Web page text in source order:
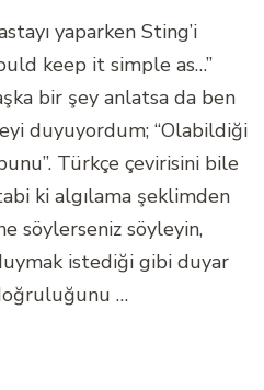
yaparken Sting’i
keep it simple as…”
bir şey anlatsa da ben
duyuyordum; “Olabildiği
Türkçe çevirisini bile
ki algılama şeklimden
söylerseniz söyleyin,
istediği gibi duyar
…